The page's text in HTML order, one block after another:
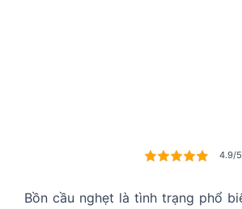
4.9/
Bồn cầu nghẹt là tình trạng phổ